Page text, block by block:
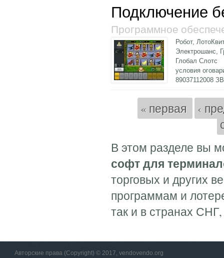
Подключение
Программное
Робот,
Электрошанс,
Глобал Слотс
условия
89037112008
Страницы
« первая
‹
В этом разделе вы
софт для
торговых и других
программам и
так и в странах
Авторские права (Copyright) © 2017, vendovendo.org